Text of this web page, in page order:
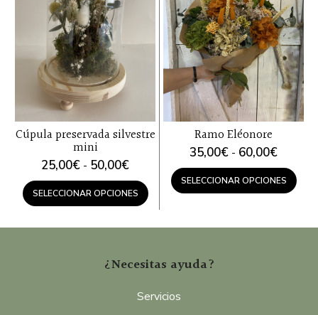
Cúpula preservada silvestre
mini
25,00€ - 50,00€Rango
de
precios:
desde
SELECCIONAR OPCIONES
Ramo Eléonore
35,00€ - 60,00€Rango
de
precios:
desde
SELECCIONAR OPCIONES
¿Necesitas ayuda?
Servicios